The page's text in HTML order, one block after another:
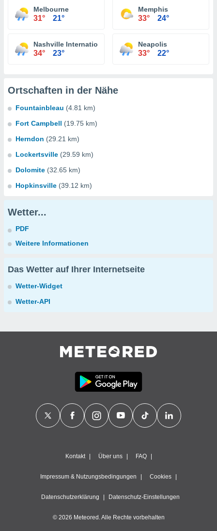
Melbourne
31° 21°
Memphis
33° 24°
Nashville International Airport
34° 23°
Neapolis
33° 22°
Ortschaften in der Nähe
Fountainbleau (4.81 km)
Fort Campbell (19.75 km)
Herndon (29.21 km)
Lockertsville (29.59 km)
Dolomite (32.65 km)
Hopkinsville (39.12 km)
Wetter...
PDF
Weitere Informationen
Das Wetter auf Ihrer Internetseite
Wetter-Widget
Wetter-API
Kontakt Über uns FAQ
Impressum & Nutzungsbedingungen Cookies
Datenschutzerklärung Datenschutz-Einstellungen
© 2026 Meteored. Alle Rechte vorbehalten